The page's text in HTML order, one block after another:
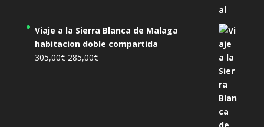
Viaje a la Sierra Blanca de Malaga
habitacion doble compartida
305,00€ El
285,00€El